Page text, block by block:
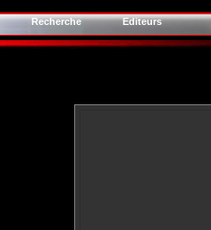
Recherche Editeurs